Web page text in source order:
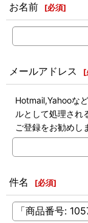
お名前 [必須]
メールアドレス [
Hotmail,Yahooな
ルとして処理され
ご登録をお勧めし
件名 [必須]